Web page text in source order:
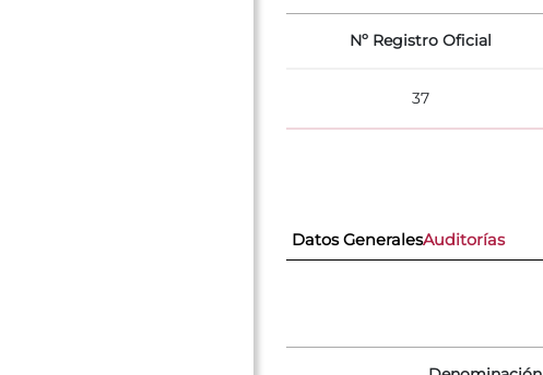
Nº Registro Oficial
37
Datos GeneralesAuditorías